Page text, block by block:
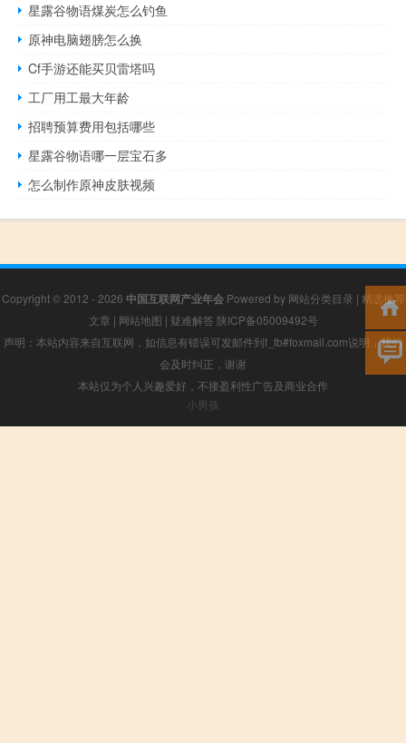
星露谷物语煤炭怎么钓鱼
原神电脑翅膀怎么换
Cf手游还能买贝雷塔吗
工厂用工最大年龄
招聘预算费用包括哪些
星露谷物语哪一层宝石多
怎么制作原神皮肤视频
Copyright © 2012 - 2026 中国互联网产业年会Powered by 网站分类目录 | 精选推荐
文章 | 网站地图 | 疑难解答 陕ICP备05009492号
声明：本站内容来自互联网，如信息有错误可发邮件到f_fb#foxmail.com说明，我们
会及时纠正，谢谢
本站仅为个人兴趣爱好，不接盈利性广告及商业合作
小男孩